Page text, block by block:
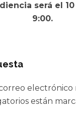
será el
9:00.
electrónico
están